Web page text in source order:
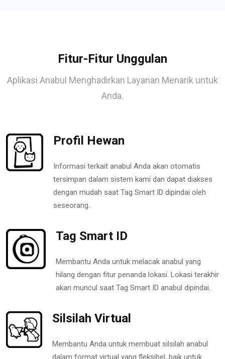
Fitur-Fitur Unggulan
Aplikasi Anabul Menghadirkan Layanan Menarik untuk
Anda.
Profil Hewan
Informasi terkait anabul Anda akan otomatis
tersimpan dalam sistem kami dan dapat diakses
dengan mudah saat Tag Smart ID dipindai oleh
seseorang.
Tag Smart ID
Membantu Anda untuk melacak anabul yang
hilang dengan fitur penanda lokasi. Lokasi terakhir
akan muncul saat Tag Smart ID anabul dipindai.
Silsilah Virtual
Membantu Anda untuk membuat silsilah anabul
dalam format virtual yang fleksibel, baik untuk